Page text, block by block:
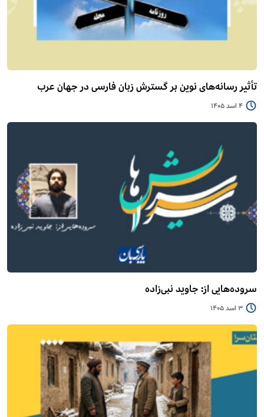
تأثیر رسانه‌های نوین بر گسترش زبان فارسی در جهان عرب
4 اسد 1405
سروده‌هایی از: جاوید نبی‌زاده
3 اسد 1405